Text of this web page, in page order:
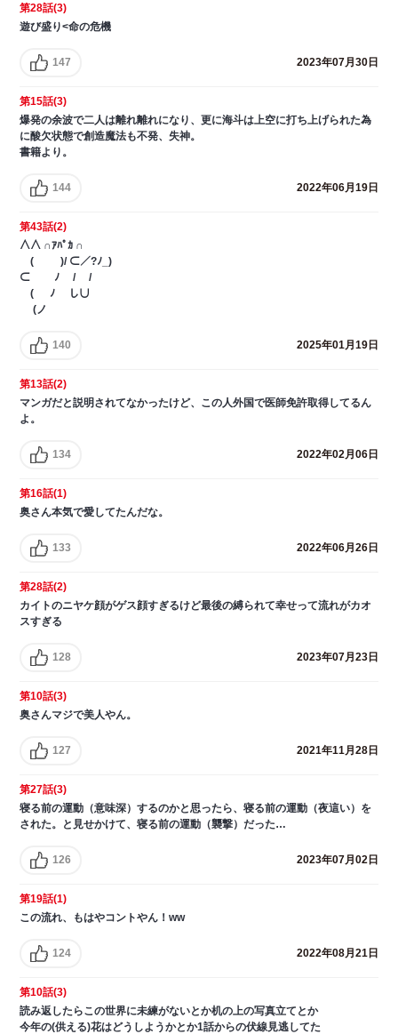
第28話(3)
遊び盛り<命の危機
147 2023年07月30日
第15話(3)
爆発の余波で二人は離れ離れになり、更に海斗は上空に打ち上げられた為
に酸欠状態で創造魔法も不発、失神。
書籍より。
144 2022年06月19日
第43話(2)
∧∧ ∩ｱﾊﾟｶ ∩
( )/ ⊂／?ﾉ_)
⊂ ﾉ / /
( ﾉ し∪
(ノ
140 2025年01月19日
第13話(2)
マンガだと説明されてなかったけど、この人外国で医師免許取得してるん
よ。
134 2022年02月06日
第16話(1)
奥さん本気で愛してたんだな。
133 2022年06月26日
第28話(2)
カイトのニヤケ顔がゲス顔すぎるけど最後の縛られて幸せって流れがカオ
スすぎる
128 2023年07月23日
第10話(3)
奥さんマジで美人やん。
127 2021年11月28日
第27話(3)
寝る前の運動（意味深）するのかと思ったら、寝る前の運動（夜這い）を
された。と見せかけて、寝る前の運動（襲撃）だった…
126 2023年07月02日
第19話(1)
この流れ、もはやコントやん！ww
124 2022年08月21日
第10話(3)
読み返したらこの世界に未練がないとか机の上の写真立てとか
今年の(供える)花はどうしようかとか1話からの伏線見逃してた